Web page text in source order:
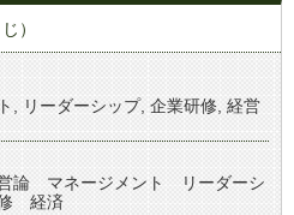
）
リーダーシップ, 企業研修 経営
論 マネージメント リーダーシ
経済